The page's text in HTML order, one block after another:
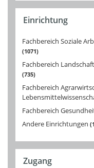
Einrichtung
Fachbereich Soziale
1071
Fachbereich
735
Fachbereich
Fachbereich
Andere Einrichtungen 1
Zugang